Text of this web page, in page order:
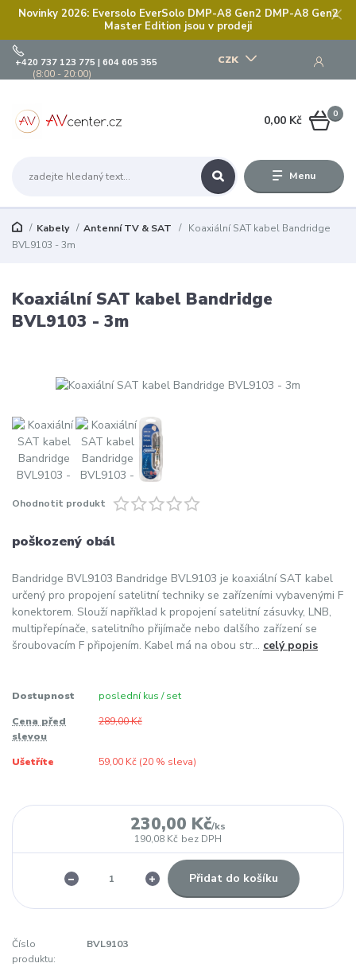
Novinky 2026: Eversolo EverSolo DMP-A8 Gen2 DMP-A8 Gen2
Master Edition jsou v prodeji
Menu
CZK
+420 737 123 775 | 604 605 355
(8:00 - 20:00)
0
0,00 Kč
Kabely Antenní TV & SAT
Koaxiální SAT kabel Bandridge
BVL9103 - 3m
Koaxiální SAT kabel Bandridge
BVL9103 - 3m
Ohodnotit produkt
poškozený obál
Bandridge BVL9103 Bandridge BVL9103 je koaxiální SAT kabel
určený pro propojení satelitní techniky se zařízeními vybavenými F
konektorem. Slouží například k propojení satelitní zásuvky, LNB,
multipřepínače, satelitního přijímače nebo dalšího zařízení se
šroubovacím F připojením. Kabel má na obou str... celý popis
Dostupnost poslední kus / set
Cena před
slevou
289,00 Kč
Ušetříte 59,00 Kč (20% sleva)
230,00 Kč/ks
190,08 Kč bez DPH
Přidat do košíku
Číslo
produktu:
BVL9103